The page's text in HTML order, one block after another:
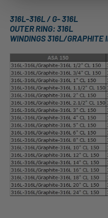
316L-316L / G- 316L
OUTER RING: 316L
WINDINGS 316L/GRAPHITE